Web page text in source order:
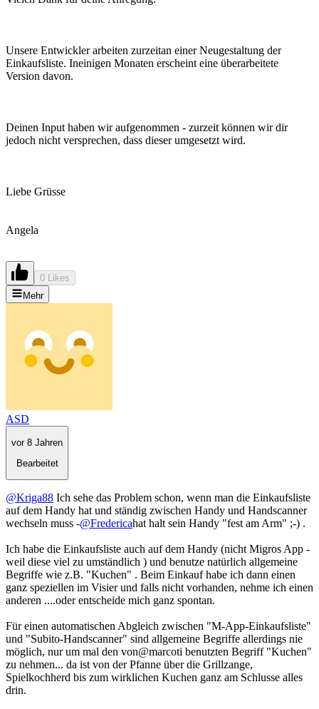
Unsere Entwickler arbeiten zurzeitan einer Neugestaltung der
Einkaufsliste. Ineinigen Monaten erscheint eine überarbeitete
Version davon.
Deinen Input haben wir aufgenommen - zurzeit können wir dir
jedoch nicht versprechen, dass dieser umgesetzt wird.
Liebe Grüsse
Angela
0 Likes
Mehr
ASD
vor 8 Jahren
Bearbeitet
@Kriga88 Ich sehe das Problem schon, wenn man die Einkaufsliste
auf dem Handy hat und ständig zwischen Handy und Handscanner
wechseln muss -@Fredericahat halt sein Handy "fest am Arm" ;-) .
Ich habe die Einkaufsliste auch auf dem Handy (nicht Migros App -
weil diese viel zu umständlich ) und benutze natürlich allgemeine
Begriffe wie z.B. "Kuchen" . Beim Einkauf habe ich dann einen
ganz speziellen im Visier und falls nicht vorhanden, nehme ich einen
anderen ....oder entscheide mich ganz spontan.
Für einen automatischen Abgleich zwischen "M-App-Einkaufsliste"
und "Subito-Handscanner" sind allgemeine Begriffe allerdings nie
möglich, nur um mal den von@marcoti benutzten Begriff "Kuchen"
zu nehmen... da ist von der Pfanne über die Grillzange,
Spielkochherd bis zum wirklichen Kuchen ganz am Schlusse alles
drin.